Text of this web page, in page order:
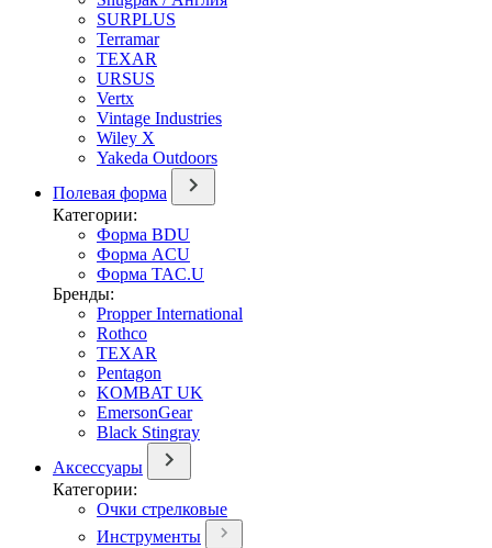
SURPLUS
Terramar
TEXAR
URSUS
Vertx
Vintage Industries
Wiley X
Yakeda Outdoors
Полевая форма
Категории:
Форма BDU
Форма ACU
Форма TAC.U
Бренды:
Propper International
Rothco
TEXAR
Pentagon
KOMBAT UK
EmersonGear
Black Stingray
Аксессуары
Категории:
Очки стрелковые
Инструменты